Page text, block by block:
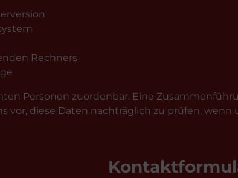
Rechners
Personen zuordenbar. Eine
vor, diese Daten nachträglich zu prüfen,